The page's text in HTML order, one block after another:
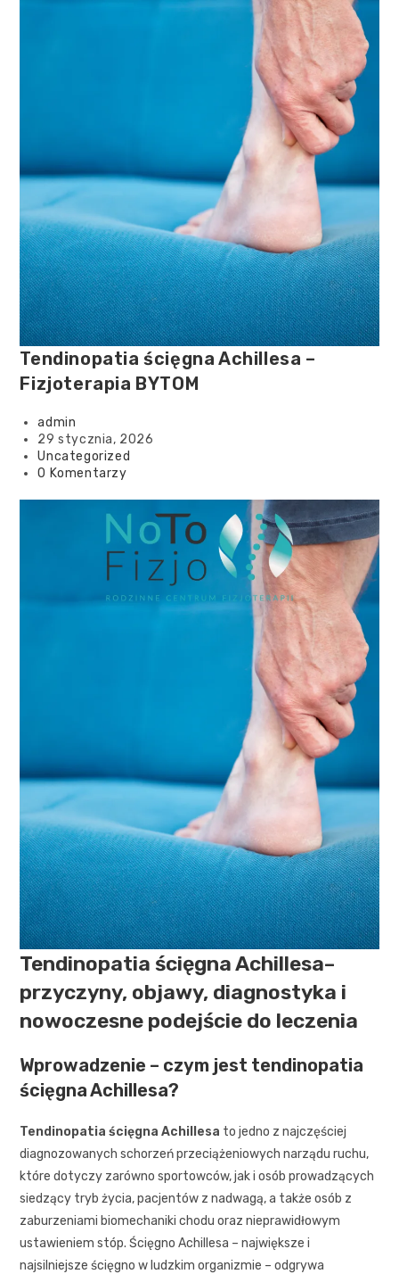
Tendinopatia ścięgna Achillesa –
Fizjoterapia BYTOM
admin
29 stycznia, 2026
Uncategorized
0 Komentarzy
Tendinopatia ścięgna Achillesa–
przyczyny, objawy, diagnostyka i
nowoczesne podejście do leczenia
Wprowadzenie – czym jest tendinopatia
ścięgna Achillesa?
Tendinopatia ścięgna Achillesa to jedno z najczęściej
diagnozowanych schorzeń przeciążeniowych narządu ruchu,
które dotyczy zarówno sportowców, jak i osób prowadzących
siedzący tryb życia, pacjentów z nadwagą, a także osób z
zaburzeniami biomechaniki chodu oraz nieprawidłowym
ustawieniem stóp. Ścięgno Achillesa – największe i
najsilniejsze ścięgno w ludzkim organizmie – odgrywa